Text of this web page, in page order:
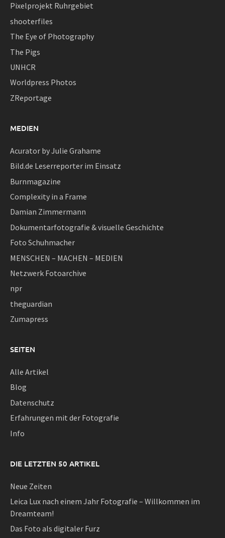
Pixelprojekt Ruhrgebiet
shooterfiles
The Eye of Photography
The Pigs
UNHCR
Worldpress Photos
ZReportage
MEDIEN
Acurator by Julie Grahame
Bild.de Leserreporter im Einsatz
Burnmagazine
Complexity in a Frame
Damian Zimmermann
Dokumentarfotografie & visuelle Geschichte
Foto Schuhmacher
MENSCHEN – MACHEN – MEDIEN
Netzwerk Fotoarchive
npr
theguardian
Zumapress
SEITEN
Alle Artikel
Blog
Datenschutz
Erfahrungen mit der Fotografie
Info
DIE LETZTEN 50 ARTIKEL
Neue Zeiten
Leica Lux nach einem Jahr Fotografie – Willkommen im
Dreamteam!
Das Foto als digitaler Furz